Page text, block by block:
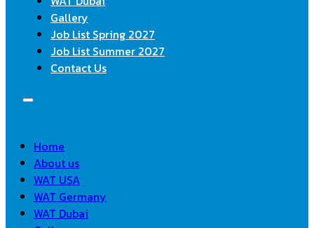
Gallery
Job List Spring 2027
Job List Summer 2027
Contact Us
Home
About us
WAT USA
WAT Germany
WAT Dubai